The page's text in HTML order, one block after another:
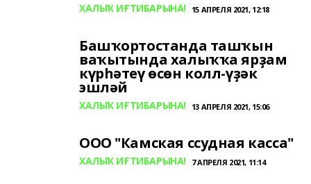
ХАЛЫҠ ИҒТИБАРЫНА! 15 АПРЕЛЯ 2021, 12:18
Башҡортостанда ташҡын
ваҡытында халыҡҡа ярҙам
күрһәтеү өсөн колл-үҙәк
эшләй
ХАЛЫҠ ИҒТИБАРЫНА! 13 АПРЕЛЯ 2021, 15:06
ООО "Камская ссудная касса"
ХАЛЫҠ ИҒТИБАРЫНА! 7 АПРЕЛЯ 2021, 11:14